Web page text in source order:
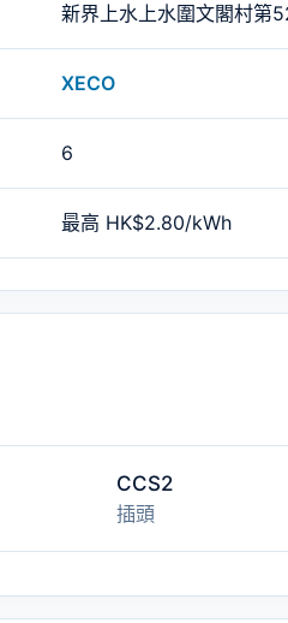
新界上水上水圍文閣村第
XECO
6
最高 HK$2.80/kWh
CCS2
插頭